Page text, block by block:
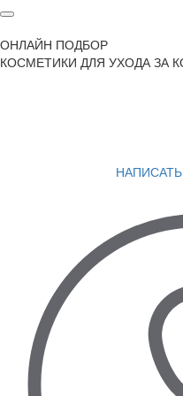
ОНЛАЙН ПОДБОР
КОСМЕТИКИ ДЛЯ УХОДА ЗА